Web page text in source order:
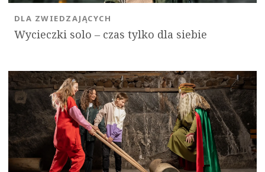
Wycieczki solo ‒ czas tylko dla siebie
DLA ZWIEDZAJĄCYCH